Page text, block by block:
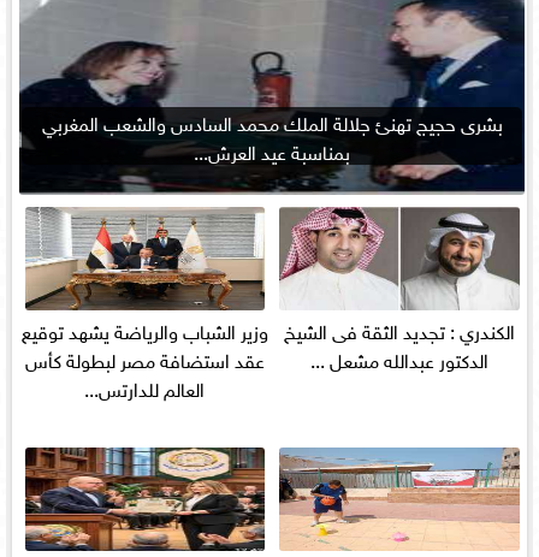
بشرى حجيج تهنئ جلالة الملك محمد السادس والشعب المغربي
بمناسبة عيد العرش...
الكندري : تجديد الثقة فى الشيخ
الدكتور عبدالله مشعل ...
وزير الشباب والرياضة يشهد توقيع
عقد استضافة مصر لبطولة كأس
العالم للدارتس...